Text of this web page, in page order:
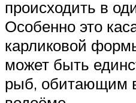
происходить в
Особенно это
карликовой
может быть
рыб, обитающим